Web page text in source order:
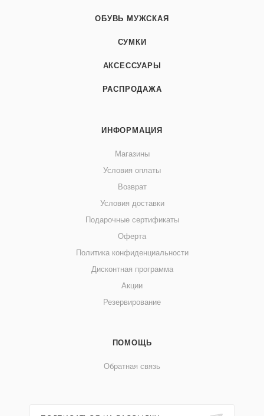
ОБУВЬ МУЖСКАЯ
СУМКИ
АКСЕССУАРЫ
РАСПРОДАЖА
ИНФОРМАЦИЯ
Магазины
Условия оплаты
Возврат
Условия доставки
Подарочные сертификаты
Оферта
Политика конфиденциальности
Дисконтная программа
Акции
Резервирование
ПОМОЩЬ
Обратная связь